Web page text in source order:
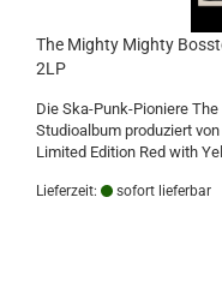
The Mighty Mighty
2LP
Die Ska-Punk-Pioniere
Studioalbum produziert
Limited Edition Red with
Lieferzeit: sofort lieferbar